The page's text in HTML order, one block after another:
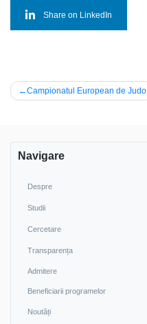
Share on LinkedIn
Navigare
Campionatul European de Judo
Navigare
Despre
Studii
Cercetare
Transparența
Admitere
Beneficiarii programelor
Noutăți